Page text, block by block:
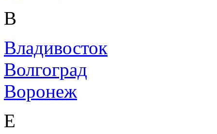
В
Владивосток
Волгоград
Воронеж
Е